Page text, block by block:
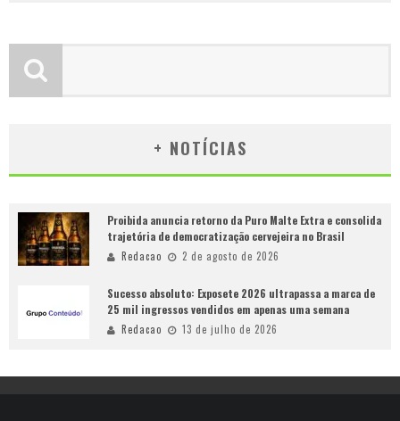
+ NOTÍCIAS
Proibida anuncia retorno da Puro Malte Extra e consolida
trajetória de democratização cervejeira no Brasil
Redacao 2 de agosto de 2026
Sucesso absoluto: Exposete 2026 ultrapassa a marca de
25 mil ingressos vendidos em apenas uma semana
Redacao 13 de julho de 2026